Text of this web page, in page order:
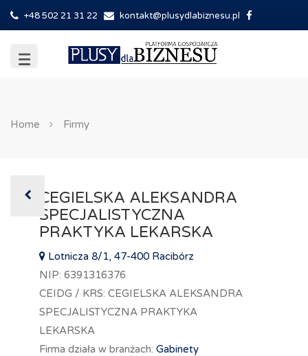
+48 502 21 31 22 kontakt@plusydlabiznesu.pl
Home Firmy
CEGIELSKA ALEKSANDRA
SPECJALISTYCZNA
PRAKTYKA LEKARSKA
Lotnicza 8/1, 47-400 Racibórz
NIP: 6391316376
CEIDG / KRS: CEGIELSKA ALEKSANDRA
SPECJALISTYCZNA PRAKTYKA
LEKARSKA
Firma działa w branżach: Gabinety